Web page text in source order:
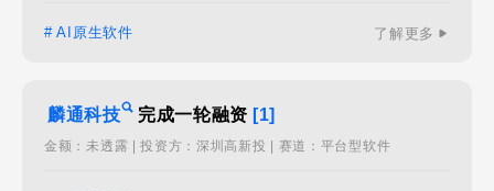
# AI原生软件 了解更多
麟通科技 完成一轮融资 [1]
金额：未透露 | 投资方：深圳高新投 | 赛道：平台型软件